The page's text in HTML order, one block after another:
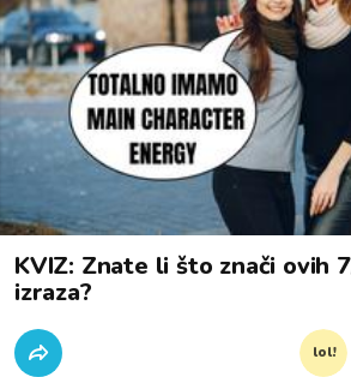
KVIZ: Znate li što znači ovih
izraza?
lol!